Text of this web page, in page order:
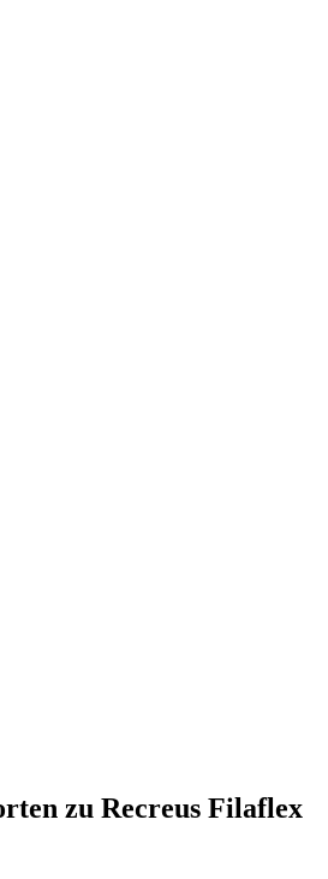
zu Recreus Filaflex